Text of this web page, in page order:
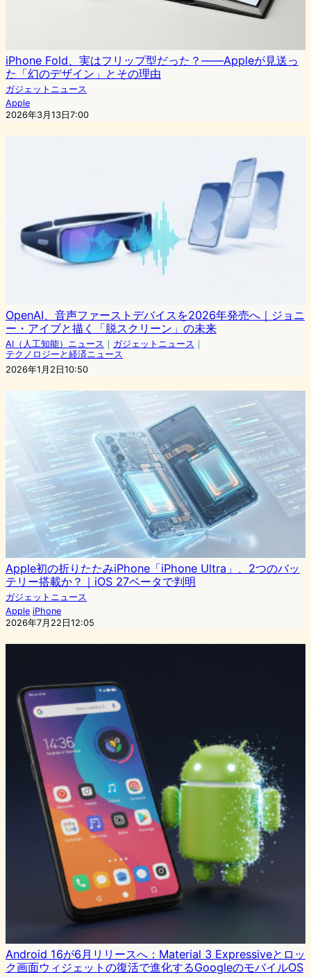
iPhone Fold、実はフリップ型だった？――Appleが見送っ
た「幻のデザイン」とその理由
ガジェットニュース
Apple
2026年3月13日7:00
OpenAI、音声ファーストデバイスを2026年発売へ｜ジョニ
ー・アイブと描く「脱スクリーン」の未来
AI（人工知能）ニュース ｜ ガジェットニュース ｜
テクノロジーと経済ニュース
2026年1月2日10:50
Apple初の折りたたみiPhone「iPhone Ultra」、2つのバッ
テリー搭載か？｜iOS 27ベータで判明
ガジェットニュース
Apple iPhone
2026年7月22日12:05
Android 16が6月リリースへ：Material 3 Expressiveとロッ
ク画面ウィジェットの復活で進化するGoogleのモバイルOS